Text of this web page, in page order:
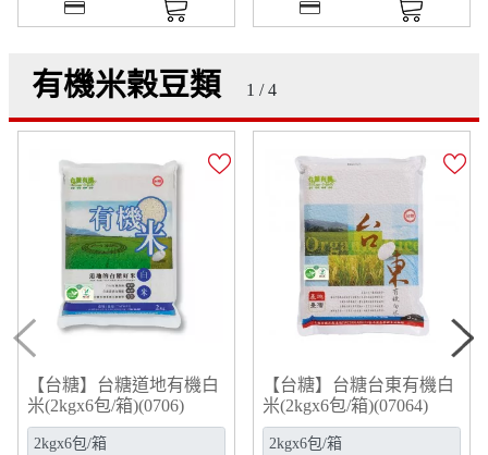
有機米榖豆類 1 / 4
【台糖】台糖道地有機白
米(2kgx6包/箱)(0706)
【台糖】台糖台東有機白
米(2kgx6包/箱)(07064)